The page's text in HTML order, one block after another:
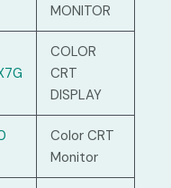
MONITOR
COLOR
CRT
DISPLAY
Color CRT
Monitor